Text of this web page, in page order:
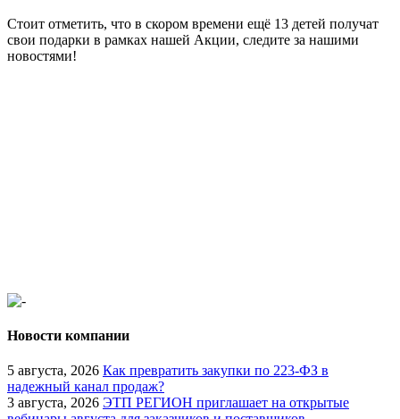
Стоит отметить, что в скором времени ещё 13 детей получат
свои подарки в рамках нашей Акции, следите за нашими
новостями!
Новости компании
5 августа, 2026 Как превратить закупки по 223-ФЗ в
надежный канал продаж?
3 августа, 2026 ЭТП РЕГИОН приглашает на открытые